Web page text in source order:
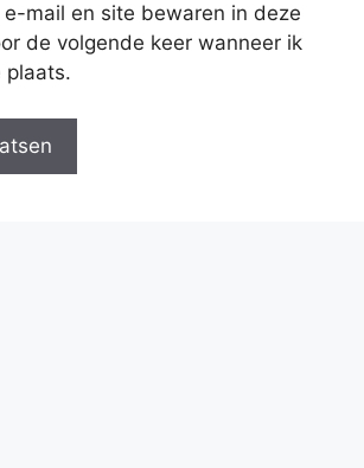
e-mail en site bewaren in deze
de volgende keer wanneer ik
plaats.